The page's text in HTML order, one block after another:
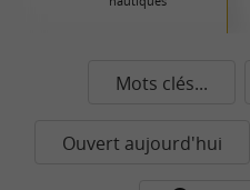
Mots clés...
Ouvert aujourd'hui